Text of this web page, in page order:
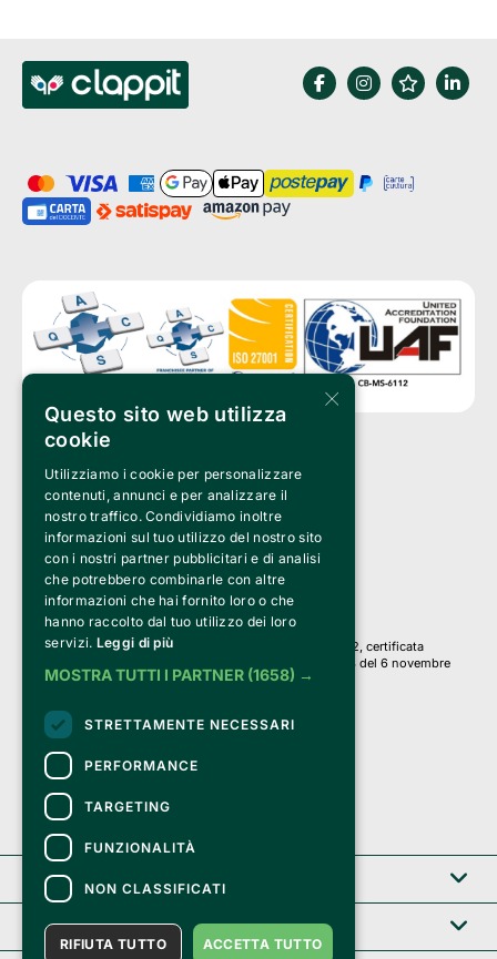
Clappit è un marchio di proprietà di:
Bemils Srl
a Socio Unico
Via Fosse Ardeatine, 4 -20092 Cinisello Balsamo (MI)
PI 05589050961
Iscr. C.C.I.A.A. Milano R.E.A. 1833471
© 2010-2025 Bemils Srl - Tutti i diritti riservati
Credits:
Clappit è basato sulla piattaforma di biglietteria Belive 6.2, certificata
dall’Agenzia delle Entrate con protocollo n. 2025/445474 del 6 novembre
2025.
Su Clappit i tuoi acquisti ed i tuoi dati
sono sicuri e protetti da un certificato SSL
con crittografia a 128 bit.
Clappit
Help center
×
Questo sito web utilizza
cookie
Utilizziamo i cookie per personalizzare
contenuti, annunci e per analizzare il
nostro traffico. Condividiamo inoltre
informazioni sul tuo utilizzo del nostro sito
con i nostri partner pubblicitari e di analisi
che potrebbero combinarle con altre
informazioni che hai fornito loro o che
hanno raccolto dal tuo utilizzo dei loro
servizi. Leggi di più
MOSTRA TUTTI I PARTNER (1658) →
STRETTAMENTE NECESSARI
PERFORMANCE
TARGETING
FUNZIONALITÀ
NON CLASSIFICATI
ACCETTA TUTTO
RIFIUTA TUTTO